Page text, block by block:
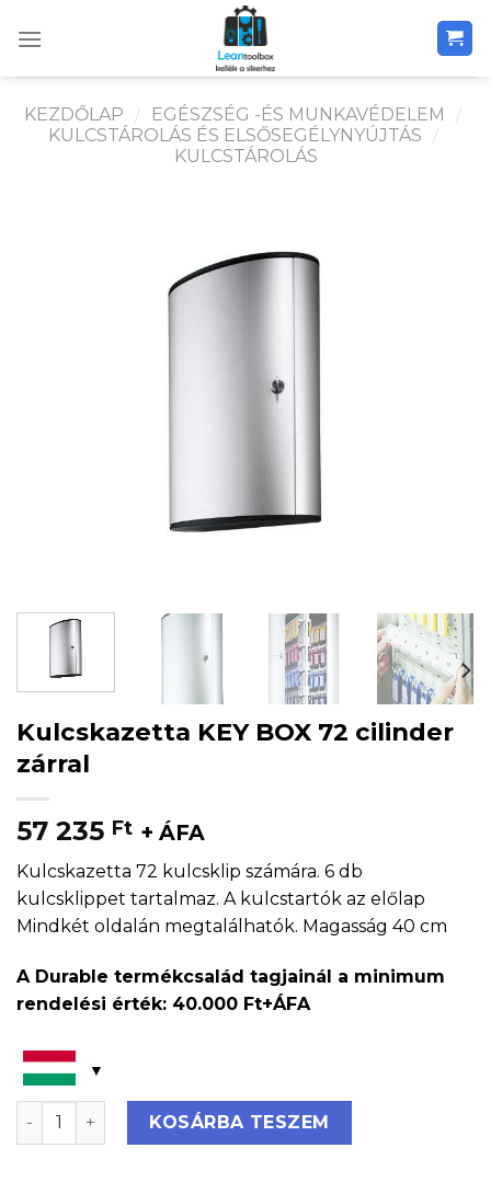
KEZDŐLAP / EGÉSZSÉG -ÉS MUNKAVÉDELEM
/
KULCSTÁROLÁS ÉS ELSŐSEGÉLYNYÚJTÁS /
KULCSTÁROLÁS
Kulcskazetta KEY BOX 72 cilinder
zárral
57 235 Ft + ÁFA
Kulcskazetta 72 kulcsklip számára. 6 db
kulcsklippet tartalmaz. A kulcstartók az előlap
Mindkét oldalán megtalálhatók. Magasság 40 cm
A Durable termékcsalád tagjainál a minimum
rendelési érték: 40.000 Ft+ÁFA
Kulcskazetta KEY BOX 72 cilinder zárral mennyiség
KOSÁRBA TESZEM